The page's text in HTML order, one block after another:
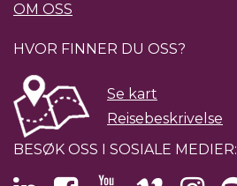
OM OSS
HVOR FINNER DU OSS?
Se kart
Reisebeskrivelse
BESØK OSS I SOSIALE MEDIER: